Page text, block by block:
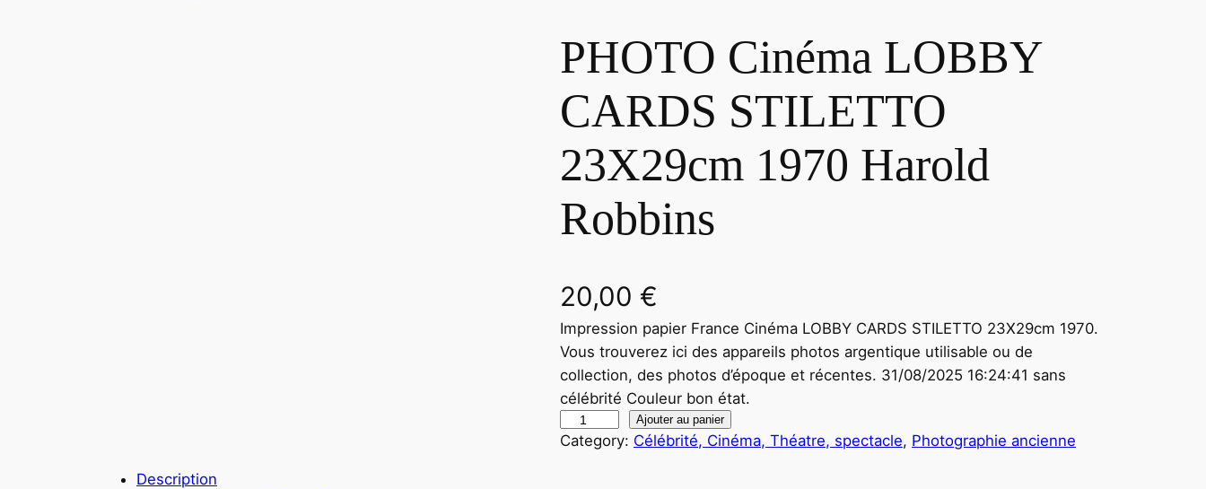
PHOTO Cinéma LOBBY
CARDS STILETTO
23X29cm 1970 Harold
Robbins
20,00 €
Impression papier France Cinéma LOBBY CARDS STILETTO 23X29cm 1970.
Vous trouverez ici des appareils photos argentique utilisable ou de
collection, des photos d’époque et récentes. 31/08/2025 16:24:41 sans
célébrité Couleur bon état.
u
Ajouter au panier
Category: Célébrité, Cinéma, Théatre, spectacle, Photographie ancienne
Description